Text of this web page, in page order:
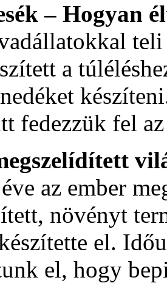
– Hogyan
a
fedezzük fel
az ember
növényt
el.
el, hogy